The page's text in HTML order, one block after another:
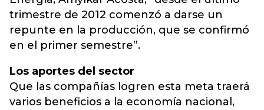
trimestre de 2012 comenzó a darse un
repunte en la producción, que se confirmó
en el primer semestre”.
Los aportes del sector
Que las compañías logren esta meta traerá
varios beneficios a la economía nacional,